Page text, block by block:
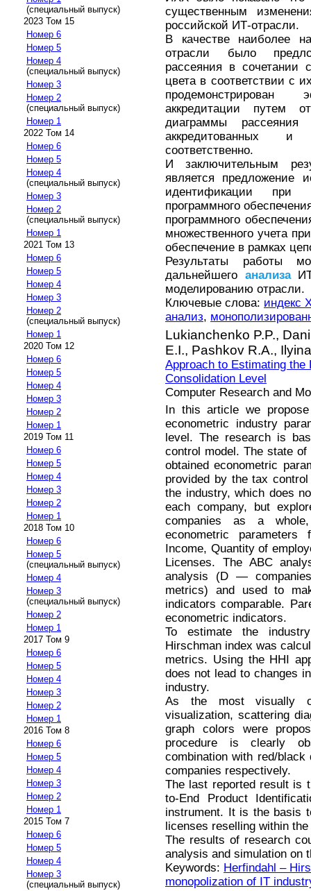
(специальный выпуск)
2023 Том 15
Номер 6
Номер 5
Номер 4
(специальный выпуск)
Номер 3
Номер 2
(специальный выпуск)
Номер 1
2022 Том 14
Номер 6
Номер 5
Номер 4
(специальный выпуск)
Номер 3
Номер 2
(специальный выпуск)
Номер 1
2021 Том 13
Номер 6
Номер 5
Номер 4
Номер 3
Номер 2
(специальный выпуск)
Номер 1
2020 Том 12
Номер 6
Номер 5
Номер 4
Номер 3
Номер 2
Номер 1
2019 Том 11
Номер 6
Номер 5
Номер 4
Номер 3
Номер 2
Номер 1
2018 Том 10
Номер 6
Номер 5
(специальный выпуск)
Номер 4
Номер 3
(специальный выпуск)
Номер 2
Номер 1
2017 Том 9
Номер 6
Номер 5
Номер 4
Номер 3
Номер 2
Номер 1
2016 Том 8
Номер 6
Номер 5
Номер 4
Номер 3
Номер 2
Номер 1
2015 Том 7
Номер 6
Номер 5
Номер 4
Номер 3
(специальный выпуск)
существенным
российской ИТ-отрасли.
В качестве наиболее
отрасли было
рассеяния в сочетании
цвета в соответствии с
аккредитации путем
диаграммы рассеяния
аккредитованных и
соответственно.
И заключительным
является предложение
идентификации при
программного
программного
множественного учета
обеспечение в рамках
Результаты работы
дальнейшего анализа
моделированию отрасли.
Ключевые слова: индекс
анализ,
Lukianchenko P.P.,
E.I., Pashkov R.A.,
Approach to Estimating
Consolidation Level
Computer Research and
In this article we
econometric industry
level. The research is
control model. The state
obtained econometric
provided by the tax
the industry, which does
each company, but
companies as a
econometric
Income, Quantity of
Licenses. The ABC
analysis (D —
metrics) and used to
indicators comparable.
econometric indicators.
To estimate the
Hirschman index was
metrics. Using the HHI
does not lead to changes
industry.
As the most visually
visualization, scattering
graph colors were
procedure is clearly
combination with red/
companies respectively.
The last reported result is
to-End Product
instrument. It is the basis
licenses reselling within
The results of research
analysis and simulation on
Keywords: Herfindahl –
monopolization of IT